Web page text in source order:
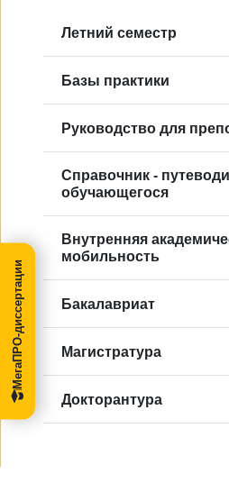
Летний семестр
Базы практики
Руководство для
Справочник -
обучающегося
Внутренняя
мобильность
Бакалавриат
Магистратура
Докторантура
МегаПРО-диссертации